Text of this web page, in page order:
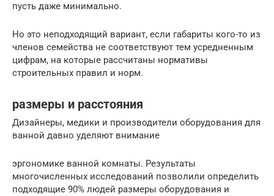
пусть даже минимально.
Но это неподходящий вариант, если габариты кого-то из
членов семейства не соответствуют тем усредненным
цифрам, на которые рассчитаны нормативы
строительных правил и норм.
размеры и расстояния
Дизайнеры, медики и производители оборудования для
ванной давно уделяют внимание
эргономике ванной комнаты. Результаты
многочисленных исследований позволили определить
подходящие 90% людей размеры оборудования и